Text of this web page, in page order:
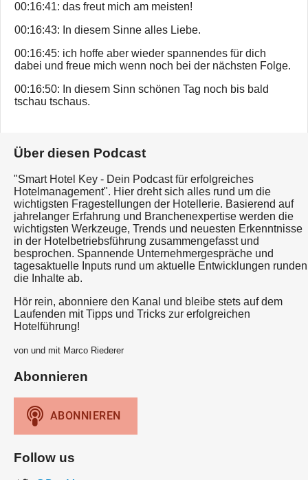
00:16:41: das freut mich am meisten!
00:16:43: In diesem Sinne alles Liebe.
00:16:45: ich hoffe aber wieder spannendes für dich
dabei und freue mich wenn noch bei der nächsten Folge.
00:16:50: In diesem Sinn schönen Tag noch bis bald
tschau tschaus.
Über diesen Podcast
"Smart Hotel Key - Dein Podcast für erfolgreiches
Hotelmanagement". Hier dreht sich alles rund um die
wichtigsten Fragestellungen der Hotellerie. Basierend auf
jahrelanger Erfahrung und Branchenexpertise werden die
wichtigsten Werkzeuge, Trends und neuesten Erkenntnisse
in der Hotelbetriebsführung zusammengefasst und
besprochen. Spannende Unternehmergespräche und
tagesaktuelle Inputs rund um aktuelle Entwicklungen runden
die Inhalte ab.
Hör rein, abonniere den Kanal und bleibe stets auf dem
Laufenden mit Tipps und Tricks zur erfolgreichen
Hotelführung!
von und mit Marco Riederer
Abonnieren
Follow us